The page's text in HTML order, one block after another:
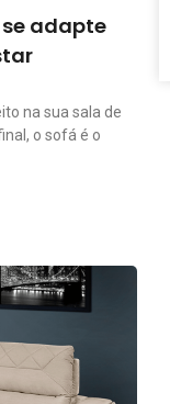
adapte
na sua sala de
o sofá é o